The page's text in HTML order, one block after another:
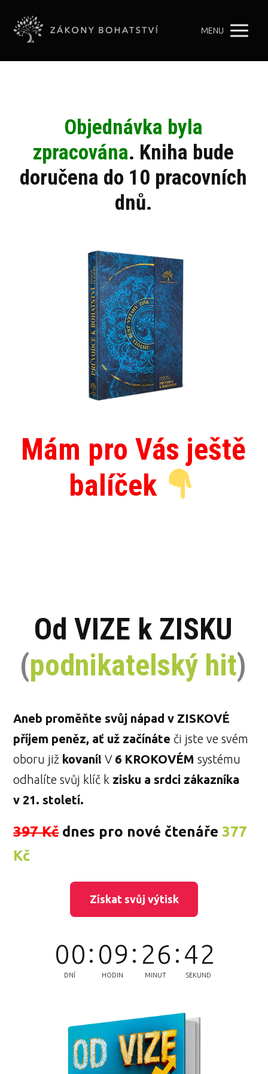
MENU
Objednávka byla
zpracována. Kniha bude
doručena do 10 pracovních
dnů.
Mám pro Vás ještě
balíček
Od VIZE k ZISKU
(podnikatelský hit)
Aneb proměňte svůj nápad v ZISKOVÉ
příjem peněz, ať už začínáte či jste ve svém
oboru již kovaní! V6 KROKOVÉMsystému
odhalíte svůj klíč k zisku a srdci zákazníka
v 21. století.
397 Kč dnes pro nové čtenáře 377
Kč
Získat svůj výtisk
00
DNÍ
09
HODIN
26
MINUT
4
2
SEKUND